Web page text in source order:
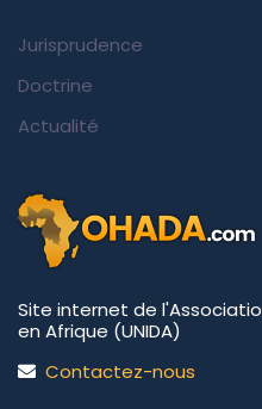
Jurisprudence
Doctrine
Actualité
Site internet de
en Afrique (UNIDA)
Contactez-nous